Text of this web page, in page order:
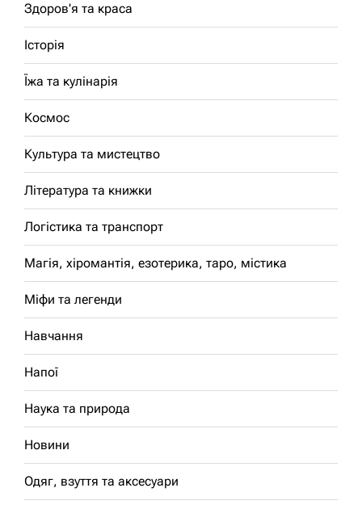
Здоров'я та краса
Історія
Їжа та кулінарія
Космос
Культура та мистецтво
Література та книжки
Логістика та транспорт
Магія, хіромантія, езотерика, таро, містика
Міфи та легенди
Навчання
Напої
Наука та природа
Новини
Одяг, взуття та аксесуари